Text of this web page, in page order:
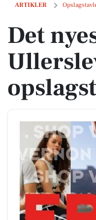
ARTIKLER
Det nyeste på Ullerslevs
Det